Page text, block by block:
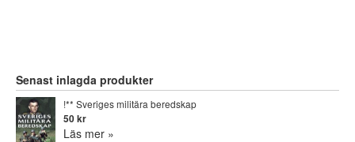
Senast inlagda produkter
!** Sveriges militära beredskap
50 kr
Läs mer »